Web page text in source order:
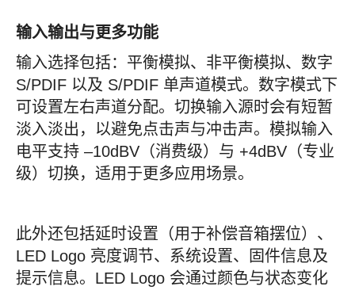
输入输出与更多功能
输入选择包括：平衡模拟、非平衡模拟、数字
S/PDIF 以及 S/PDIF 单声道模式。数字模式下
可设置左右声道分配。切换输入源时会有短暂
淡入淡出，以避免点击声与冲击声。模拟输入
电平支持 –10dBV（消费级）与 +4dBV（专业
级）切换，适用于更多应用场景。
此外还包括延时设置（用于补偿音箱摆位）、
LED Logo 亮度调节、系统设置、固件信息及
提示信息。LED Logo 会通过颜色与状态变化